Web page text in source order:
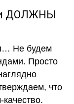
ДОЛЖНЫ
Не будем
Просто
что